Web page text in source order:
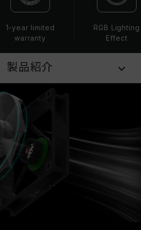
1-year limited
warranty
RGB Lighting
Effect
製品紹介